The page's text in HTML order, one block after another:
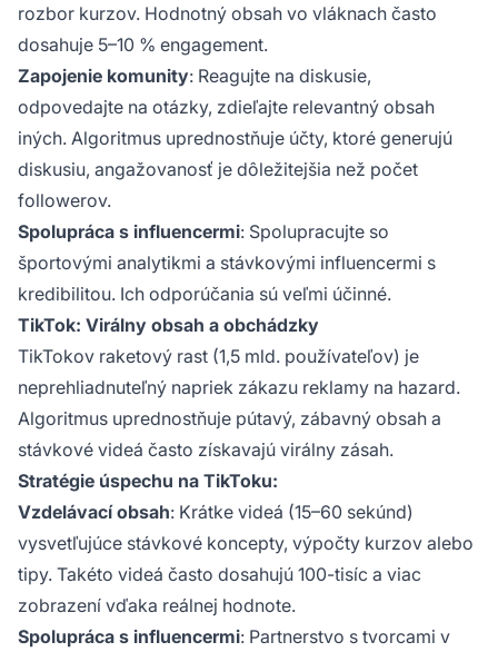
rozbor kurzov. Hodnotný obsah vo vláknach často
dosahuje 5–10 % engagement.
Zapojenie komunity: Reagujte na diskusie,
odpovedajte na otázky, zdieľajte relevantný obsah
iných. Algoritmus uprednostňuje účty, ktoré generujú
diskusiu, angažovanosť je dôležitejšia než počet
followerov.
Spolupráca s influencermi: Spolupracujte so
športovými analytikmi a stávkovými influencermi s
kredibilitou. Ich odporúčania sú veľmi účinné.
TikTok: Virálny obsah a obchádzky
TikTokov raketový rast (1,5 mld. používateľov) je
neprehliadnuteľný napriek zákazu reklamy na hazard.
Algoritmus uprednostňuje pútavý, zábavný obsah a
stávkové videá často získavajú virálny zásah.
Stratégie úspechu na TikToku:
Vzdelávací obsah: Krátke videá (15–60 sekúnd)
vysvetľujúce stávkové koncepty, výpočty kurzov alebo
tipy. Takéto videá často dosahujú 100-tisíc a viac
zobrazení vďaka reálnej hodnote.
Spolupráca s influencermi: Partnerstvo s tvorcami v